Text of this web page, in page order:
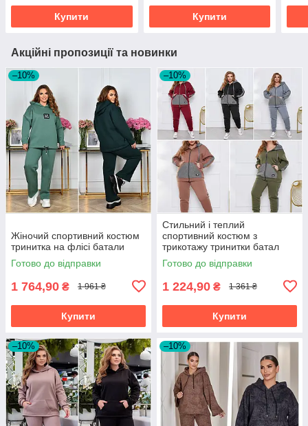
Купити Купити
Акційні пропозиції та новинки
–10%
Жіночий спортивний костюм
тринитка на флісі батали
Готово до відправки
1 764,90 ₴ 1 961 ₴
Купити
–10%
Стильний і теплий
спортивний костюм з
трикотажу тринитки батал
Готово до відправки
1 224,90 ₴ 1 361 ₴
Купити
–10% –10%